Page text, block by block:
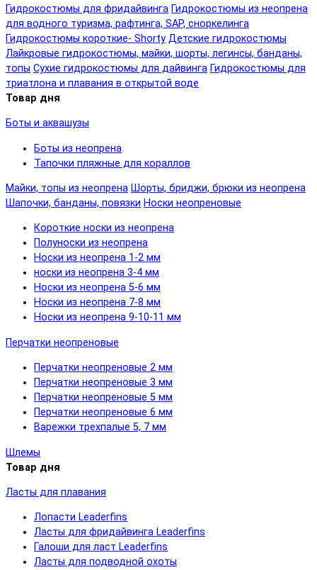
Гидрокостюмы для фридайвинга Гидрокостюмы из неопрена
для водного туризма, рафтинга, SAP, сноркелинга
Гидрокостюмы короткие- Shorty Детские гидрокостюмы
Лайкровые гидрокостюмы, майки, шорты, легинсы, банданы,
топы Сухие гидрокостюмы для дайвинга Гидрокостюмы для
триатлона и плавания в открытой воде
Товар дня
Боты и аквашузы
Боты из неопрена
Тапочки пляжные для кораллов
Майки, топы из неопрена Шорты, бриджи, брюки из неопрена
Шапочки, банданы, повязки Носки неопреновые
Короткие носки из неопрена
Полуноски из неопрена
Носки из неопрена 1-2 мм
носки из неопрена 3-4 мм
Носки из неопрена 5-6 мм
Носки из неопрена 7-8 мм
Носки из неопрена 9-10-11 мм
Перчатки неопреновые
Перчатки неопреновые 2 мм
Перчатки неопреновые 3 мм
Перчатки неопреновые 5 мм
Перчатки неопреновые 6 мм
Варежки трехпалые 5, 7 мм
Шлемы
Товар дня
Ласты для плавания
Лопасти Leaderfins
Ласты для фридайвинга Leaderfins
Галоши для ласт Leaderfins
Ласты для подводной охоты